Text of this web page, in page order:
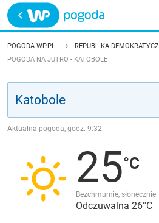
Trwa ładowanie
POLSKA
JAKOŚĆ POWIETRZA
POGODA WP.PL
REPUBLIKA
POGODA NA JUTRO - KATOBOLE
Aktualna pogoda, godz. 9:32
25
Bezchmurnie, słonecznie
Odczuwalna 26°C